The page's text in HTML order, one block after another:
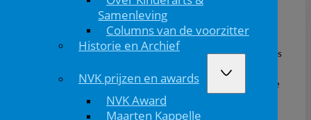
Samenleving
Columns van de voorzitter
Historie en Archief
NVK prijzen en awards
NVK Award
Maarten Kappelle
conect4children c4c-Senconect4children
een pan-Europees netwerk voor klinische proeven.
Dit grote samenwerkingsverband in Europa heeft als
doel de ontwikkeling van nieuwe medicijnen en
andere therapieën voor de gehele kinderpopulatie te
vergemakkelijken.